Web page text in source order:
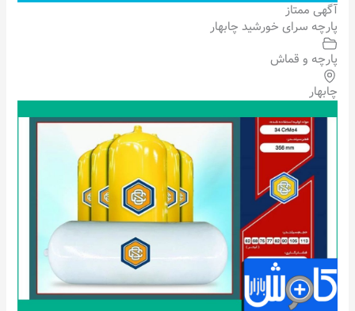
آگهی ممتاز
پارچه سرای خورشید چابهار
پارچه و قماش
چابهار